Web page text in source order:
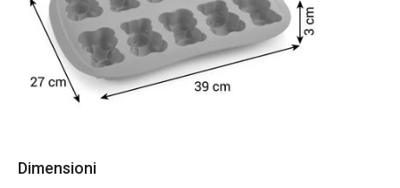
Dimensioni